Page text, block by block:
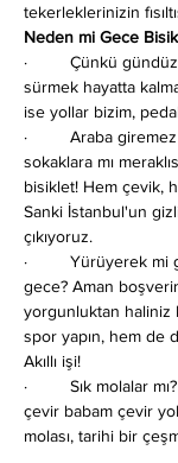
tekerleklerinizin
Neden mi Gece
·         Çünkü
sürmek hayatta
ise yollar bizim,
·         Araba
sokaklara mı
bisiklet! Hem çevik,
Sanki İstanbul'un
çıkıyoruz.
·         Yürüyerek
gece? Aman
yorgunluktan haliniz
spor yapın, hem de
Akıllı işi!
·         Sık molalar mı?
çevir babam çevir
molası, tarihi bir